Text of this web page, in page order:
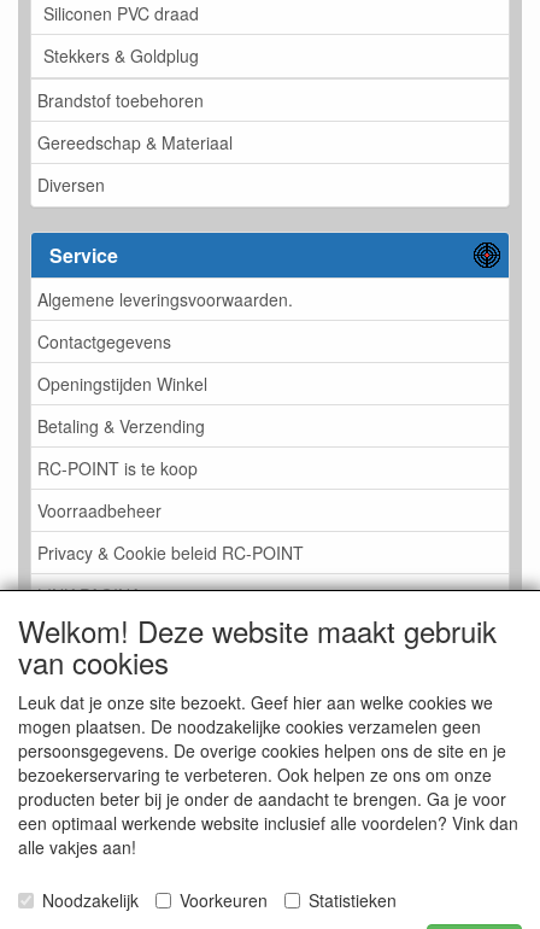
Siliconen PVC draad
Stekkers & Goldplug
Brandstof toebehoren
Gereedschap & Materiaal
Diversen
Service
Algemene leveringsvoorwaarden.
Contactgegevens
Openingstijden Winkel
Betaling & Verzending
RC-POINT is te koop
Voorraadbeheer
Privacy & Cookie beleid RC-POINT
LINK PAGINA
Gastenboek RC-POINT
Kijkje in de Winkel
Welkom! Deze website maakt gebruik
van cookies
Leuk dat je onze site bezoekt. Geef hier aan welke cookies we
mogen plaatsen. De noodzakelijke cookies verzamelen geen
persoonsgegevens. De overige cookies helpen ons de site en je
bezoekerservaring te verbeteren. Ook helpen ze ons om onze
producten beter bij je onder de aandacht te brengen. Ga je voor
een optimaal werkende website inclusief alle voordelen? Vink dan
alle vakjes aan!
Noodzakelijk Voorkeuren
Statistieken